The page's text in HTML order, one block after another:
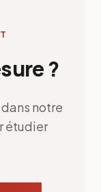
?
notre
étudier